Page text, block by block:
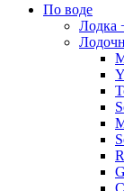
По воде
Лодка